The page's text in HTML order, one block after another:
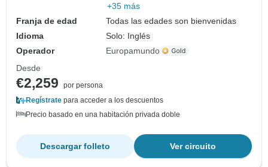
+35 más
Franja de edad
Todas las edades son bienvenidas
Idioma
Solo: Inglés
Operador
Europamundo
Desde
€2,259
por persona
Regístrate para acceder a los descuentos
Precio basado en una habitación privada doble
Ver circuito
Descargar folleto